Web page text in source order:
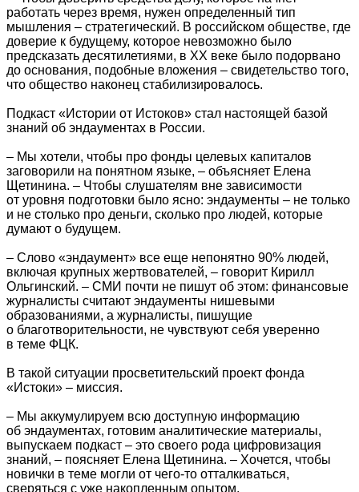
работать через время, нужен определенный тип
мышления – стратегический. В российском обществе, где
доверие к будущему, которое невозможно было
предсказать десятилетиями, в XX веке было подорвано
до основания, подобные вложения – свидетельство того,
что общество наконец стабилизировалось.
Подкаст «Истории от Истоков» стал настоящей базой
знаний об эндаументах в России.
– Мы хотели, чтобы про фонды целевых капиталов
заговорили на понятном языке, – объясняет Елена
Щетинина. – Чтобы слушателям вне зависимости
от уровня подготовки было ясно: эндаументы – не только
и не столько про деньги, сколько про людей, которые
думают о будущем.
– Слово «эндаумент» все еще непонятно 90% людей,
включая крупных жертвователей, – говорит Кирилл
Ольгинский. – СМИ почти не пишут об этом: финансовые
журналисты считают эндаументы нишевыми
образованиями, а журналисты, пишущие
о благотворительности, не чувствуют себя уверенно
в теме ФЦК.
В такой ситуации просветительский проект фонда
«Истоки» – миссия.
– Мы аккумулируем всю доступную информацию
об эндаументах, готовим аналитические материалы,
выпускаем подкаст – это своего рода цифровизация
знаний, – поясняет Елена Щетинина. – Хочется, чтобы
новички в теме могли от чего-то отталкиваться,
сверяться с уже накопленным опытом.